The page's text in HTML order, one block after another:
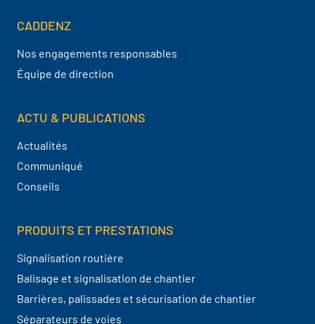
Navigation pied de page
CADDENZ
Nos engagements responsables
Équipe de direction
ACTU & PUBLICATIONS
Actualités
Communiqué
Conseils
PRODUITS ET PRESTATIONS
Signalisation routière
Balisage et signalisation de chantier
Barrières, palissades et sécurisation de chantier
Séparateurs de voies